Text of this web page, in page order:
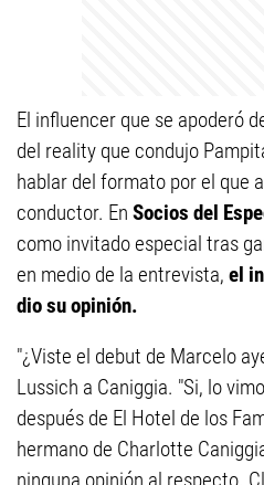
El influencer que se apoderó
del reality que condujo
hablar del formato por el que
conductor. En Socios del
como invitado especial tras
en medio de la entrevista, el
dio su opinión.
"¿Viste el debut de Marcelo
Lussich a Caniggia. "Si, lo
después de El Hotel de los
hermano de Charlotte